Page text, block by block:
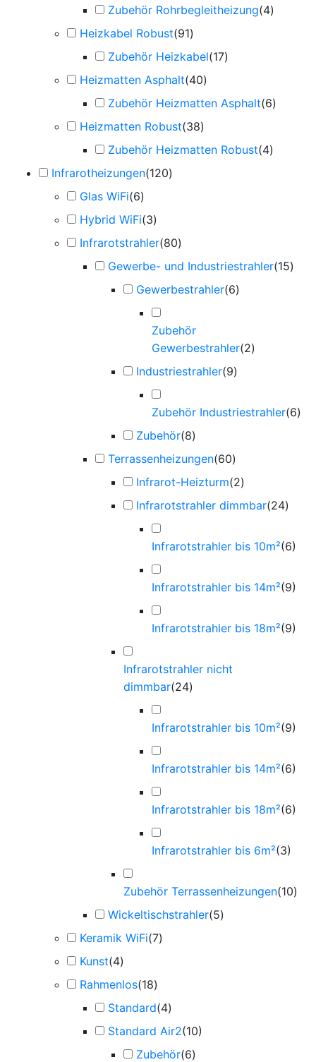
Zubehör Rohrbegleitheizung(4)
Heizkabel Robust(91)
Zubehör Heizkabel(17)
Heizmatten Asphalt(40)
Zubehör Heizmatten Asphalt(6)
Heizmatten Robust(38)
Zubehör Heizmatten Robust(4)
Infrarotheizungen(120)
Glas WiFi(6)
Hybrid WiFi(3)
Infrarotstrahler(80)
Gewerbe- und Industriestrahler(15)
Gewerbestrahler(6)
Zubehör
Gewerbestrahler(2)
Industriestrahler(9)
Zubehör Industriestrahler(6)
Zubehör(8)
Terrassenheizungen(60)
Infrarot-Heizturm(2)
Infrarotstrahler dimmbar(24)
Infrarotstrahler bis 10m²(6)
Infrarotstrahler bis 14m²(9)
Infrarotstrahler bis 18m²(9)
Infrarotstrahler nicht
dimmbar(24)
Infrarotstrahler bis 10m²(9)
Infrarotstrahler bis 14m²(6)
Infrarotstrahler bis 18m²(6)
Infrarotstrahler bis 6m²(3)
Zubehör Terrassenheizungen(10)
Wickeltischstrahler(5)
Keramik WiFi(7)
Kunst(4)
Rahmenlos(18)
Standard(4)
Standard Air2(10)
Zubehör(6)